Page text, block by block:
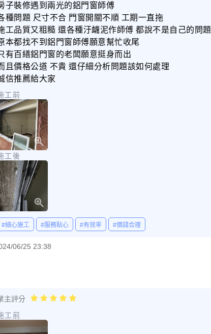
子裝修遇到兩光的鋁門窗師傅
種問題 尺寸不合 門窗開關不順 工期一直拖
工品質又粗糙 還各種汙衊泥作師傅 都說不是自己的問題
本都找不到鋁門窗師傅願意幫忙收尾
有百繕鋁門窗的老闆願意挺身而出
且價格公道 不貴 還仔細分析問題該如何處理
信推薦給大家
工前
工後
#細心施工 #服務貼心 #有效率 #價錢合理
06/25 23:38
主評分
工前